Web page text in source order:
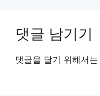
댓글 남기기
댓글을 달기 위해서는